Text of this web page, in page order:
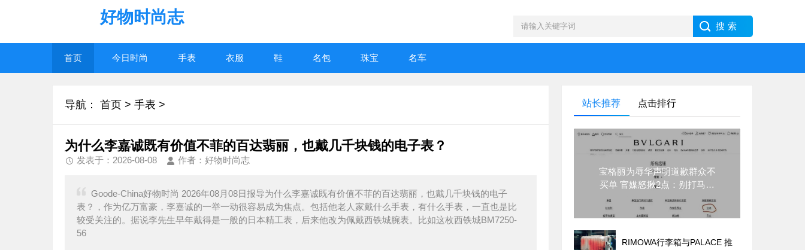
好物时尚志
首页 今日时尚 手表 衣服 鞋 名包 珠宝 名车
导航： 首页 > 手表 >
为什么李嘉诚既有价值不菲的百达翡丽，也戴几千块钱的电子表？
发表于：2026-08-08 作者：好物时尚志
Goode-China好物时尚 2026年08月08日报导为什么李嘉诚既有价值不菲的百达翡丽，也戴几千块钱的电子
表？，作为亿万富豪，李嘉诚的一举一动很容易成为焦点。包括他老人家戴什么手表，有什么手表，一直也是比
较受关注的。据说李先生早年戴得是一般的日本精工表，后来他改为佩戴西铁城腕表。比如这枚西铁城BM7250-
56
站长推荐 点击排行
宝格丽为辱华声明道歉群众不
买单 官媒怒揪2点：别打马虎
RIMOWA行李箱与PALACE 推